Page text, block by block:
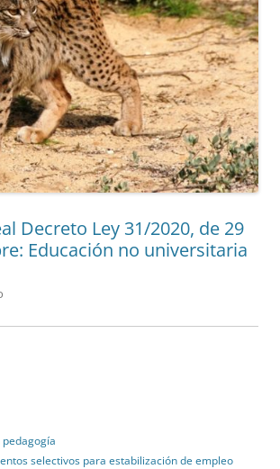
Decreto Ley 31/2020, de 29
Educación no universitaria
selectivos para estabilización de empleo